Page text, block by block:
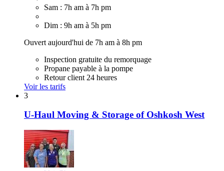
Sam : 7h am à 7h pm
Dim : 9h am à 5h pm
Ouvert aujourd'hui de 7h am à 8h pm
Inspection gratuite du remorquage
Propane payable à la pompe
Retour client 24 heures
Voir les tarifs
3
U-Haul Moving & Storage of Oshkosh West